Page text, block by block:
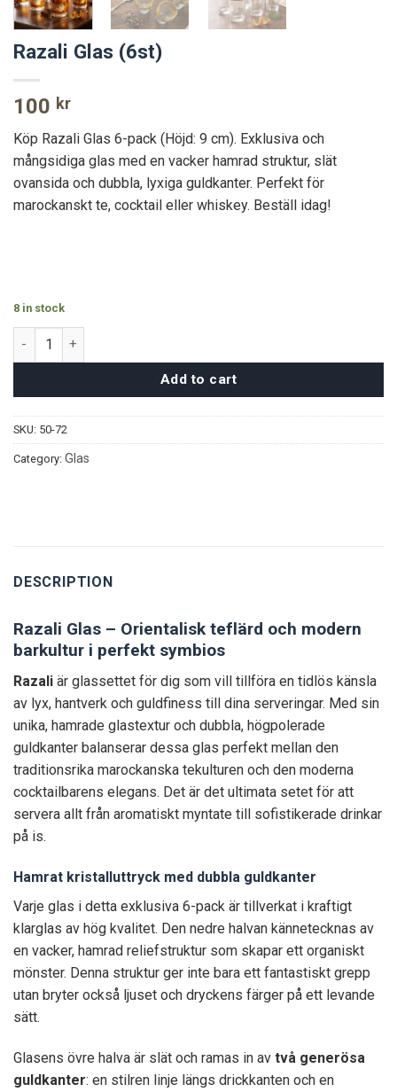
Razali Glas (6st)
100 kr
Köp Razali Glas 6-pack (Höjd: 9 cm). Exklusiva och
mångsidiga glas med en vacker hamrad struktur, slät
ovansida och dubbla, lyxiga guldkanter. Perfekt för
marockanskt te, cocktail eller whiskey. Beställ idag!
8 in stock
Razali Glas (6st) quantity
Add to cart
SKU: 50-72
Category: Glas
DESCRIPTION
Razali Glas – Orientalisk teflärd och modern
barkultur i perfekt symbios
Razali är glassettet för dig som vill tillföra en tidlös känsla
av lyx, hantverk och guldfiness till dina serveringar. Med sin
unika, hamrade glastextur och dubbla, högpolerade
guldkanter balanserar dessa glas perfekt mellan den
traditionsrika marockanska tekulturen och den moderna
cocktailbarens elegans. Det är det ultimata setet för att
servera allt från aromatiskt myntate till sofistikerade drinkar
på is.
Hamrat kristalluttryck med dubbla guldkanter
Varje glas i detta exklusiva 6-pack är tillverkat i kraftigt
klarglas av hög kvalitet. Den nedre halvan kännetecknas av
en vacker, hamrad reliefstruktur som skapar ett organiskt
mönster. Denna struktur ger inte bara ett fantastiskt grepp
utan bryter också ljuset och dryckens färger på ett levande
sätt.
Glasens övre halva är slät och ramas in av två generösa
guldkanter: en stilren linje längs drickkanten och en